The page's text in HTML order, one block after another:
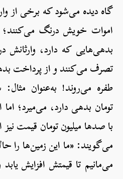
گاه دیده می‌شود که برخی از
اموات خویش درنگ
بدهی‌هایی که دارد، وارثانش
تصرف می‌کنند و از پرداخت
طفره می‌روند! به‌عنوان
تومان بدهی دارد، می‌میرد؛
با صدها میلیون تومان قیمت
می‌گویند: «ما این زمین‌ها را
می‌مانیم تا قیمتش افزایش